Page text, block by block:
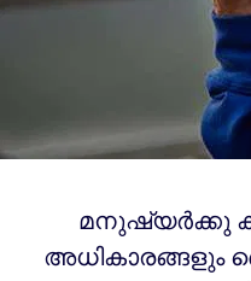
മനുഷ്യർക്കു
അധികാരങ്ങളും